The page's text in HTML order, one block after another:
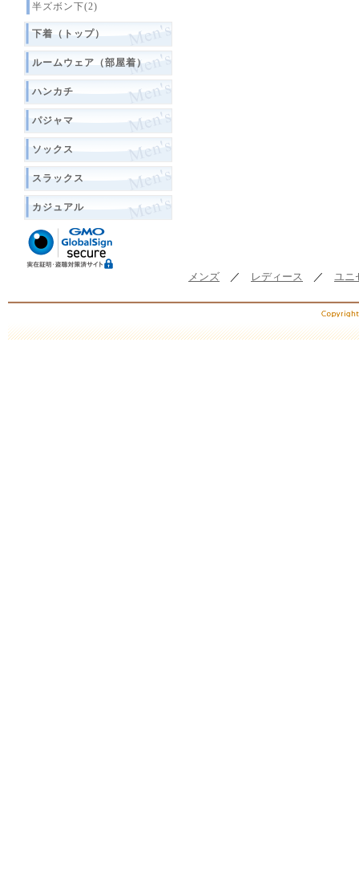
半ズボン下(2)
下着（トップ）
ルームウェア（部屋着）
ハンカチ
パジャマ
ソックス
スラックス
カジュアル
メンズ ／ レディース ／ ユニ